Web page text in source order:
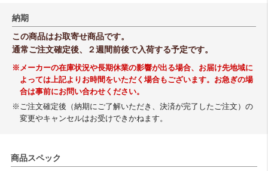
納期
この商品はお取寄せ商品です。
通常ご注文確定後、２週間前後で入荷する予定です。
※メーカーの在庫状況や長期休業の影響が出る場合、お届け先地域に
よっては上記よりお時間をいただく場合もございます。お急ぎの場
合は事前にお問い合わせください。
※ご注文確定後（納期にご了解いただき、決済が完了したご注文）の
変更やキャンセルはお受けできかねます。
商品スペック